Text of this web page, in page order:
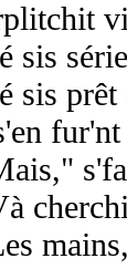
sis
sis